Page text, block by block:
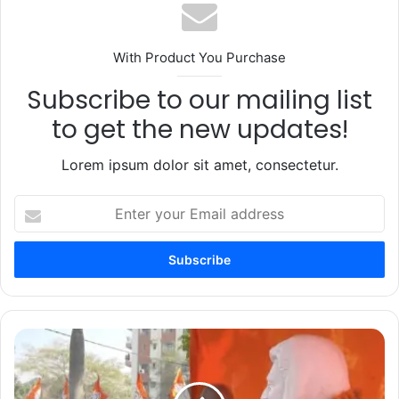
With Product You Purchase
Subscribe to our mailing list
to get the new updates!
Lorem ipsum dolor sit amet, consectetur.
your
Email